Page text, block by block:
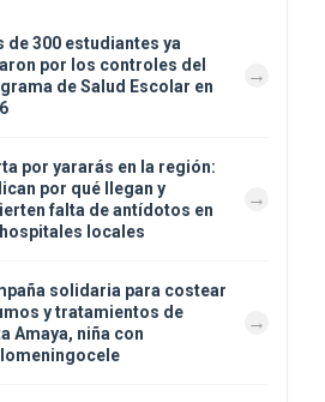
de 300 estudiantes ya
por los controles del
de Salud Escolar en
por yararás en la región:
por qué llegan y
falta de antídotos en
hospitales locales
solidaria para costear
y tratamientos de
Amaya, niña con